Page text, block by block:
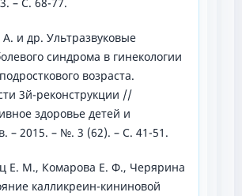
А. и др. Ультразвуковые
синдрома в гинекологии
возраста.
3й-реконструкции //
здоровье детей и
– 2015. – №. 3 (62). – С. 41-51.
Е. М., Комарова Е. Ф., Черярина
калликреин-кининовой